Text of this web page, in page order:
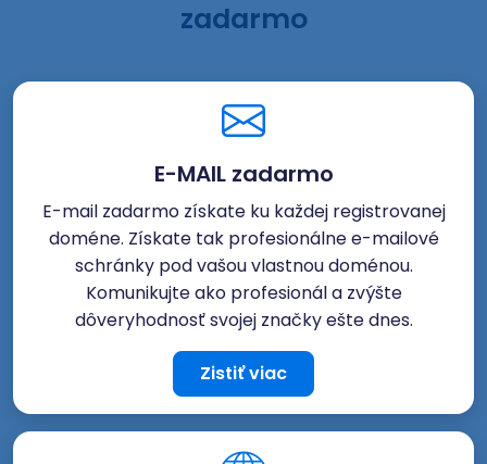
zadarmo
E-MAIL zadarmo
E-mail zadarmo získate ku každej registrovanej
doméne. Získate tak profesionálne e-mailové
schránky pod vašou vlastnou doménou.
Komunikujte ako profesionál a zvýšte
dôveryhodnosť svojej značky ešte dnes.
Zistiť viac